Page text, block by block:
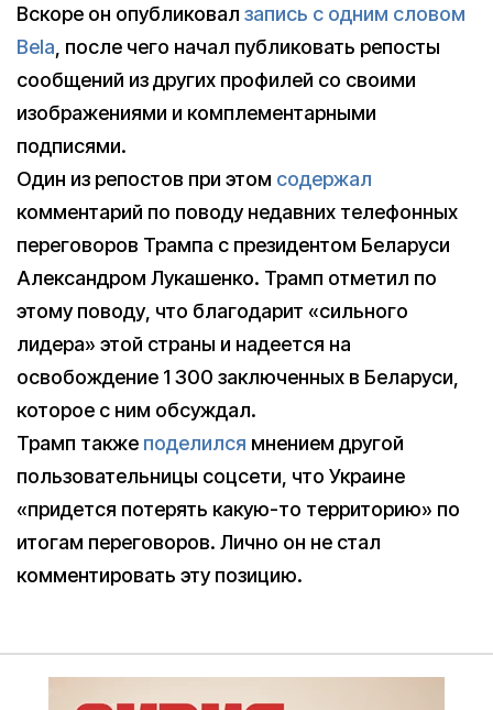
Вскоре он опубликовал запись с одним словом
Bela, после чего начал публиковать репосты
сообщений из других профилей со своими
изображениями и комплементарными
подписями.
Один из репостов при этом содержал
комментарий по поводу недавних телефонных
переговоров Трампа с президентом Беларуси
Александром Лукашенко. Трамп отметил по
этому поводу, что благодарит «сильного
лидера» этой страны и надеется на
освобождение 1 300 заключенных в Беларуси,
которое с ним обсуждал.
Трамп также поделился мнением другой
пользовательницы соцсети, что Украине
«придется потерять какую-то территорию» по
итогам переговоров. Лично он не стал
комментировать эту позицию.